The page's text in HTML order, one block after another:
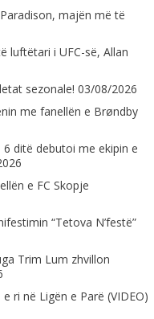
majën më të
luftëtari i UFC-së, Allan
sezonale! 03/08/2026
me fanellën e Brøndby
ditë debutoi me ekipin e
e FC Skopje
“Tetova N’festë”
Trim Lum zhvillon
ri në Ligën e Parë (VIDEO)